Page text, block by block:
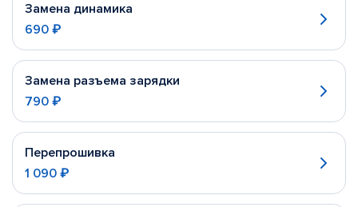
Замена динамика
690 ₽
Замена разъема зарядки
790 ₽
Перепрошивка
1 090 ₽